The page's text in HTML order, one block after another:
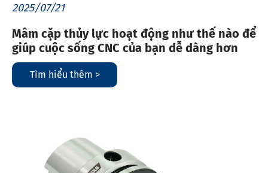
2025/07/21
Mâm cặp thủy lực hoạt động như thế nào để
giúp cuộc sống CNC của bạn dễ dàng hơn
Tìm hiểu thêm >